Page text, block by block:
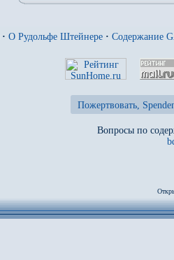
· О Рудольфе Штейнере · Содержание
Пожертвовать,
Вопросы по